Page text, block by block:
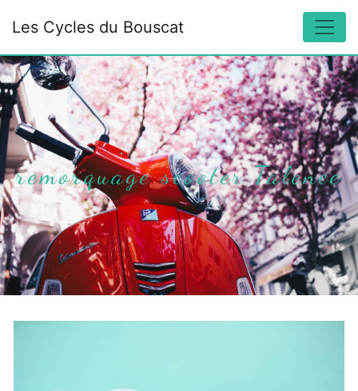
Les Cycles du Bouscat
remorquage scooter Talence